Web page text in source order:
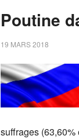
Poutine
19 MARS 2018
suffrages